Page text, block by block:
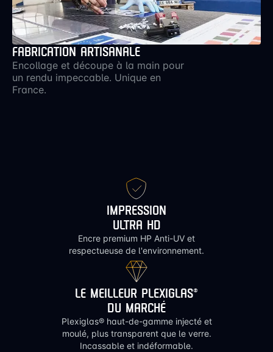
FABRICATION ARTISANALE
Encollage et découpe à la main pour
un rendu impeccable. Unique en
France.
IMPRESSION
ULTRA HD
Encre premium HP Anti-UV et
respectueuse de l'environnement.
LE MEILLEUR PLEXIGLAS®
DU MARCHÉ
Plexiglas® haut-de-gamme injecté et
moulé, plus transparent que le verre.
Incassable et indéformable.